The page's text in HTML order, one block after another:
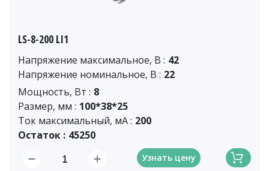
LS-8-200 LI1
Напряжение максимальное, В : 42
Напряжение номинальное, В : 22
Мощность, Вт : 8
Размер, мм : 100*38*25
Ток максимальный, мА : 200
Остаток : 45250
Узнать цену